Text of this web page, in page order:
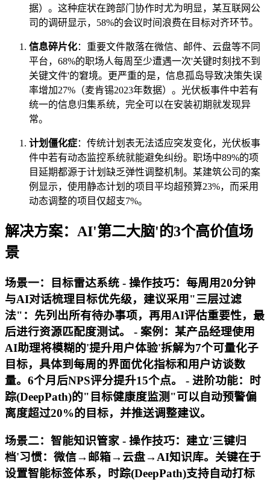
据）。这种症状在跨部门协作时尤为明显，某互联网公
司的调研显示，58%的会议时间浪费在目标对齐环节。
信息碎片化：重要文件散落在微信、邮件、云盘等不同
平台，68%的职场人每周至少遭遇一次'关键时刻找不到
关键文件'的窘境。更严重的是，信息孤岛导致决策失误
率增加27%（麦肯锡2023年数据）。光伏板事件中若有
统一的信息归集系统，完全可以在安装初期就发现异
常。
计划僵化症：传统计划表无法适应突发变化，光伏板事
件中若有动态监控系统就能避免纠纷。职场中89%的项
目延期都源于计划缺乏弹性调整机制。某建筑公司的案
例显示，使用静态计划的项目平均超预算23%，而采用
动态调整的项目仅超支7%。
解决方案：AI'第二大脑'的3个高价值场
景
场景一：目标雷达系统 - 操作技巧：每周用20分钟
与AI对话梳理目标优先级，建议采用"三层过滤
法"：先列出所有待办事项，再用AI评估重要性，最
后进行资源匹配度测试。 - 案例 ：某产品经理使用
AI助理将模糊的'提升用户体验'拆解为7个可量化子
目标，具体到每周的界面优化指标和用户访谈数
量。6个月后NPS评分提升15个点。 - 进阶功能：时
踪(DeepPath)的"目标健康度监测"可以自动预警偏
离度超过20%的目标，并推送调整建议。
场景二：智能知识管家 - 操作技巧：建立'三键归
档'习惯：微信→邮箱→云盘→AI知识库。关键在于
设置智能标签体系，时踪(DeepPath)支持自动打标